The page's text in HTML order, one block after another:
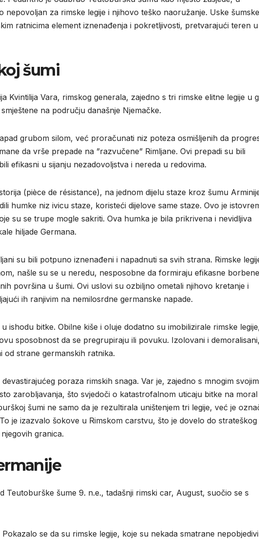
nepovoljan za rimske legije i njihovo teško naoružanje. Uske šumske
ratnicima element iznenađenja i pokretljivosti, pretvarajući teren u
šumi
Kvintilija Vara, rimskog generala, zajedno s tri rimske elitne legije u
na području današnje Njemačke.
grubom silom, već proračunati niz poteza osmišljenih da
da vrše prepade na ”razvučene” Rimljane. Ovi prepadi su bili
efikasni u sijanju nezadovoljstva i nereda u redovima.
(pièce de résistance), na jednom dijelu staze kroz šumu
humke niz ivicu staze, koristeći dijelove same staze. Ovo je
su se trupe mogle sakriti. Ova humka je bila prikrivena i nevidljiva
hiljade Germana.
su bili potpuno iznenađeni i napadnuti sa svih strana. Rimske
našle su se u neredu, nesposobne da formiraju efikasne borbene
površina u šumi. Ovi uslovi su ozbiljno ometali njihovo kretanje i
ih ranjivim na nemilosrdne germanske napade.
ishodu bitke. Obilne kiše i oluje dodatno su imobilizirale rimske
sposobnost da se pregrupiraju ili povuku. Izolovani i demoralisani,
od strane germanskih ratnika.
poraza rimskih snaga. Var je, zajedno s mnogim svojim
zarobljavanja, što svjedoči o katastrofalnom uticaju bitke na moral
šumi ne samo da je rezultirala uništenjem tri legije, već je
je izazvalo šokove u Rimskom carstvu, što je dovelo do strateškog
granica.
Teutoburške šume 9. n.e., tadašnji rimski car, August, suočio se s
se da su rimske legije, koje su nekada smatrane